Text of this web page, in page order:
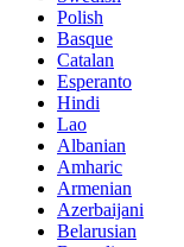
Polish
Basque
Catalan
Esperanto
Hindi
Lao
Albanian
Amharic
Armenian
Azerbaijani
Belarusian